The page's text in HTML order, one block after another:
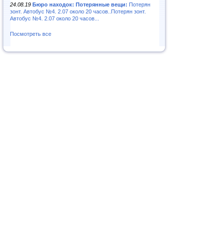
24.08.19 Бюро находок: Потерянные вещи: Потерян
зонт. Автобус №4. 2.07 около 20 часов..Потерян зонт.
Автобус №4. 2.07 около 20 часов...
Посмотреть все